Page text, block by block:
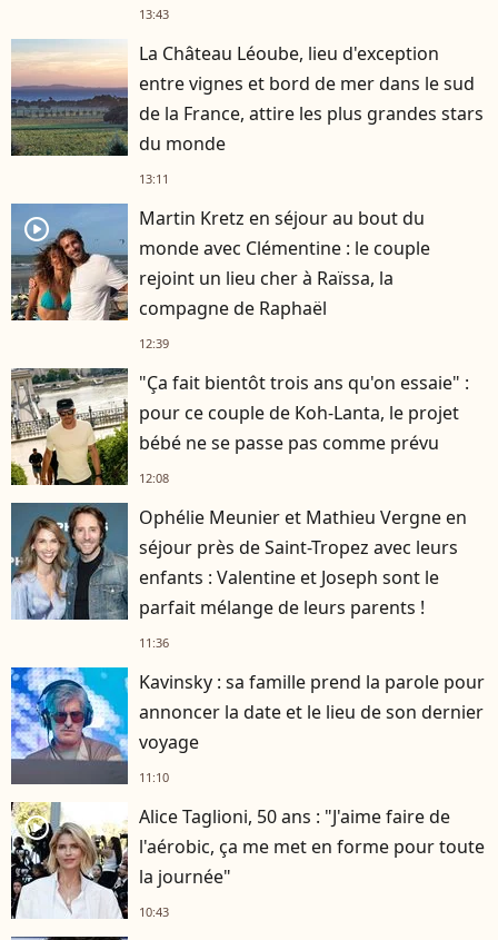
13:43
La Château Léoube, lieu d'exception
entre vignes et bord de mer dans le sud
de la France, attire les plus grandes stars
du monde
13:11
player2
Martin Kretz en séjour au bout du
monde avec Clémentine : le couple
rejoint un lieu cher à Raïssa, la
compagne de Raphaël
12:39
"Ça fait bientôt trois ans qu'on essaie" :
pour ce couple de Koh-Lanta, le projet
bébé ne se passe pas comme prévu
12:08
Ophélie Meunier et Mathieu Vergne en
séjour près de Saint-Tropez avec leurs
enfants : Valentine et Joseph sont le
parfait mélange de leurs parents !
11:36
Kavinsky : sa famille prend la parole pour
annoncer la date et le lieu de son dernier
voyage
11:10
player2
Alice Taglioni, 50 ans : "J'aime faire de
l'aérobic, ça me met en forme pour toute
la journée"
10:43